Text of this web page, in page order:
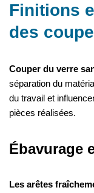
Finitions
des
Couper du verre
séparation du
du travail et
pièces réalisées.
Ébavurage
Les arêtes